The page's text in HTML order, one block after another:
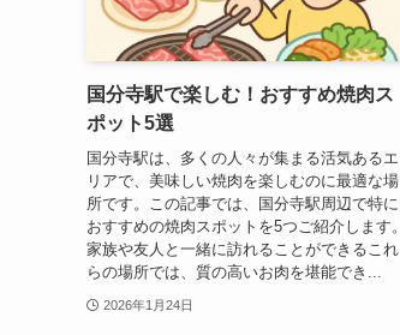
国分寺駅で楽しむ！おすすめ焼肉ス
ポット5選
国分寺駅は、多くの人々が集まる活気あるエ
リアで、美味しい焼肉を楽しむのに最適な場
所です。この記事では、国分寺駅周辺で特に
おすすめの焼肉スポットを5つご紹介します。
家族や友人と一緒に訪れることができるこれ
らの場所では、質の高いお肉を堪能でき...
2026年1月24日